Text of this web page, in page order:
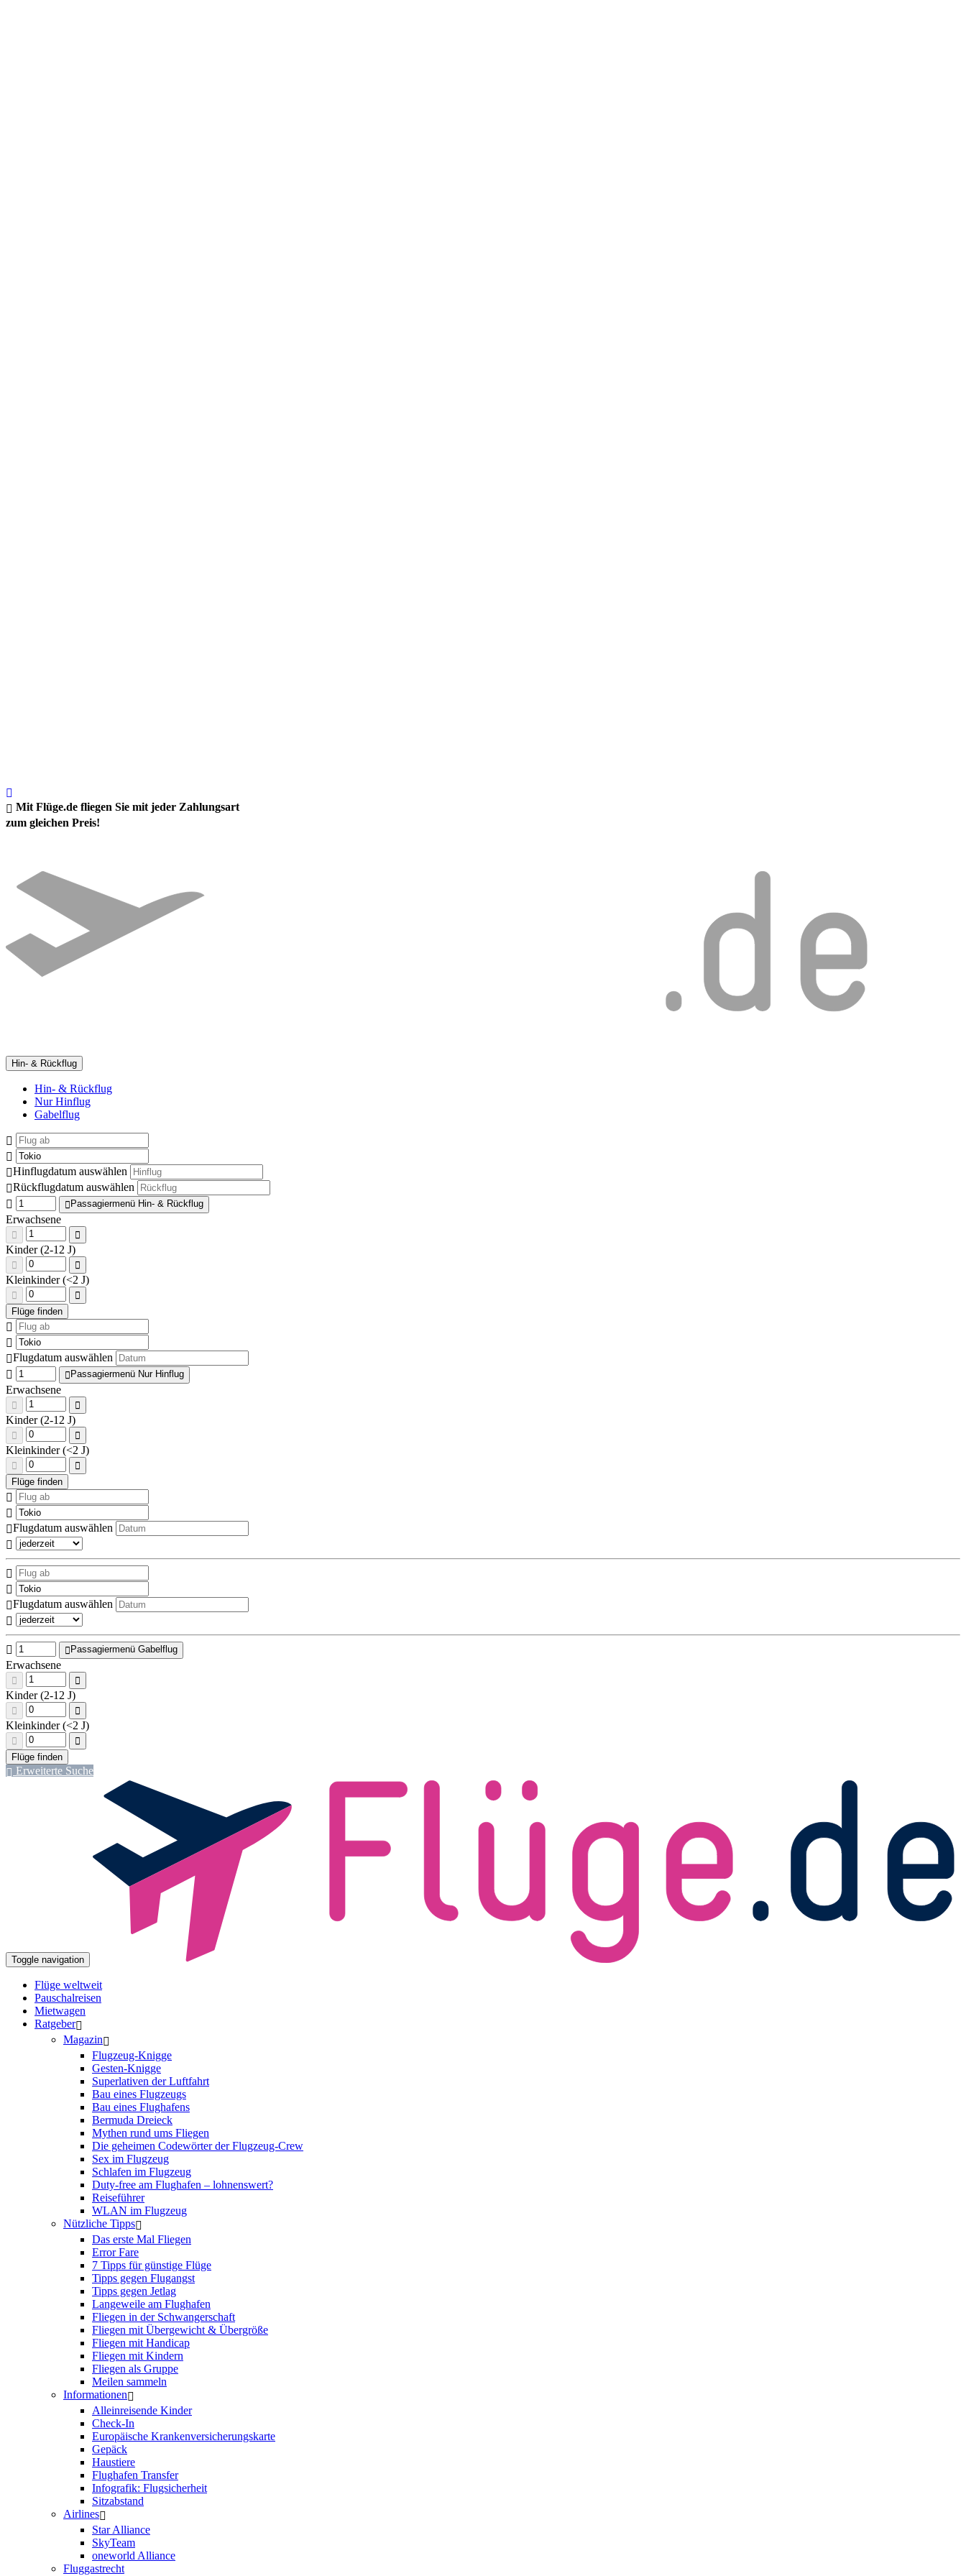
Mit Flüge.de fliegen Sie mit jeder Zahlungsart
zum gleichen Preis!
Hin- & Rückflug
Hin- & Rückflug
Nur Hinflug
Gabelflug
Hinflugdatum auswählen
Rückflugdatum auswählen
Passagiermenü Hin- & Rückflug
Erwachsene
Kinder (2-12 J)
Kleinkinder (<2 J)
Flugdatum auswählen
Passagiermenü Nur Hinflug
Erwachsene
Kinder (2-12 J)
Kleinkinder (<2 J)
Flugdatum auswählen
Flugdatum auswählen
Passagiermenü Gabelflug
Erwachsene
Kinder (2-12 J)
Kleinkinder (<2 J)
Erweiterte Suche
Toggle navigation
Flüge weltweit
Pauschalreisen
Mietwagen
Ratgeber
Magazin
Flugzeug-Knigge
Gesten-Knigge
Superlativen der Luftfahrt
Bau eines Flugzeugs
Bau eines Flughafens
Bermuda Dreieck
Mythen rund ums Fliegen
Die geheimen Codewörter der Flugzeug-Crew
Sex im Flugzeug
Schlafen im Flugzeug
Duty-free am Flughafen – lohnenswert?
Reiseführer
WLAN im Flugzeug
Nützliche Tipps
Das erste Mal Fliegen
Error Fare
7 Tipps für günstige Flüge
Tipps gegen Flugangst
Tipps gegen Jetlag
Langeweile am Flughafen
Fliegen in der Schwangerschaft
Fliegen mit Übergewicht & Übergröße
Fliegen mit Handicap
Fliegen mit Kindern
Fliegen als Gruppe
Meilen sammeln
Informationen
Alleinreisende Kinder
Check-In
Europäische Krankenversicherungskarte
Gepäck
Haustiere
Flughafen Transfer
Infografik: Flugsicherheit
Sitzabstand
Airlines
Star Alliance
SkyTeam
oneworld Alliance
Fluggastrecht